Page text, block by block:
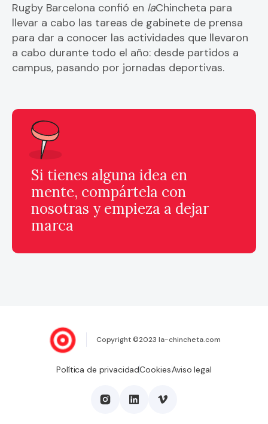
Rugby Barcelona confió en laChincheta para
llevar a cabo las tareas de gabinete de prensa
para dar a conocer las actividades que llevaron
a cabo durante todo el año: desde partidos a
campus, pasando por jornadas deportivas.
Si tienes alguna idea en
mente, compártela con
nosotras y empieza a dejar
marca
Copyright ©2023 la-chincheta.com
Política de privacidadCookiesAviso legal